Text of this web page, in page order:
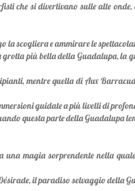
che si divertivano sulle alte onde,
scogliera e ammirare le
più bella della Guadalupa, la
mentre quella di Aux
guidate a più livelli di
questa parte della Guadalupa
magia sorprendente nella
il paradiso selvaggio della